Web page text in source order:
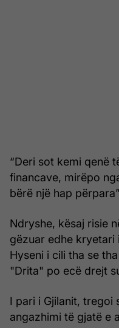
“Deri sot kemi qenë
financave, mirëpo
bërë një hap
Ndryshe, kësaj risie
gëzuar edhe kryetari
Hyseni i cili tha se
"Drita" po ecë drejt
I pari i Gjilanit, tregoi
angazhimi të gjatë e